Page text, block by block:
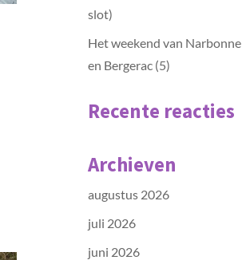
slot)
Het weekend van Narbonne
en Bergerac (5)
Recente reacties
Archieven
augustus 2026
juli 2026
juni 2026